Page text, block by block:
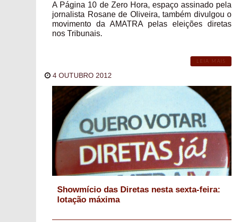
A Página 10 de Zero Hora, espaço assinado pela
jornalista Rosane de Oliveira, também divulgou o
movimento da AMATRA pelas eleições diretas
nos Tribunais.
LEIA MAIS
4 OUTUBRO 2012
Showmício das Diretas nesta sexta-feira:
lotação máxima